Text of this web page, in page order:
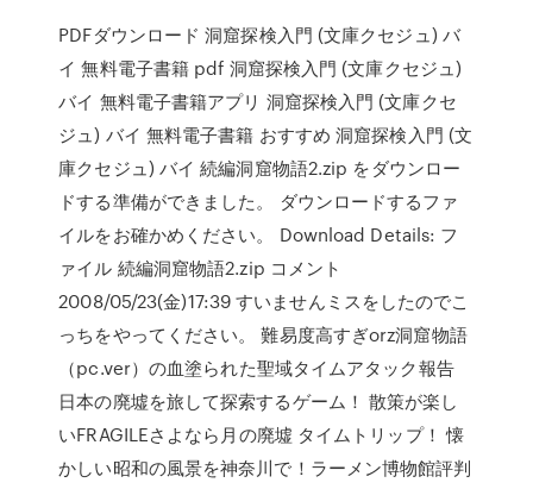
PDFダウンロード 洞窟探検入門 (文庫クセジュ) バ
イ 無料電子書籍 pdf 洞窟探検入門 (文庫クセジュ)
バイ 無料電子書籍アプリ 洞窟探検入門 (文庫クセ
ジュ) バイ 無料電子書籍 おすすめ 洞窟探検入門 (文
庫クセジュ) バイ 続編洞窟物語2.zip をダウンロー
ドする準備ができました。 ダウンロードするファ
イルをお確かめください。 Download Details: フ
ァイル 続編洞窟物語2.zip コメント
2008/05/23(金)17:39 すいませんミスをしたのでこ
っちをやってください。 難易度高すぎorz洞窟物語
（pc.ver）の血塗られた聖域タイムアタック報告
日本の廃墟を旅して探索するゲーム！ 散策が楽し
いFRAGILEさよなら月の廃墟 タイムトリップ！ 懐
かしい昭和の風景を神奈川で！ラーメン博物館評判